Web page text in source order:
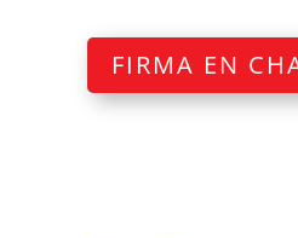
FIRMA EN